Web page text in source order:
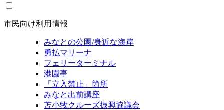
市民向け利用情報
みなとの公園/身近な海岸
勇払マリーナ
フェリーターミナル
港園亭
「立入禁止」箇所
みなと出前講座
苫小牧クルーズ振興協議会